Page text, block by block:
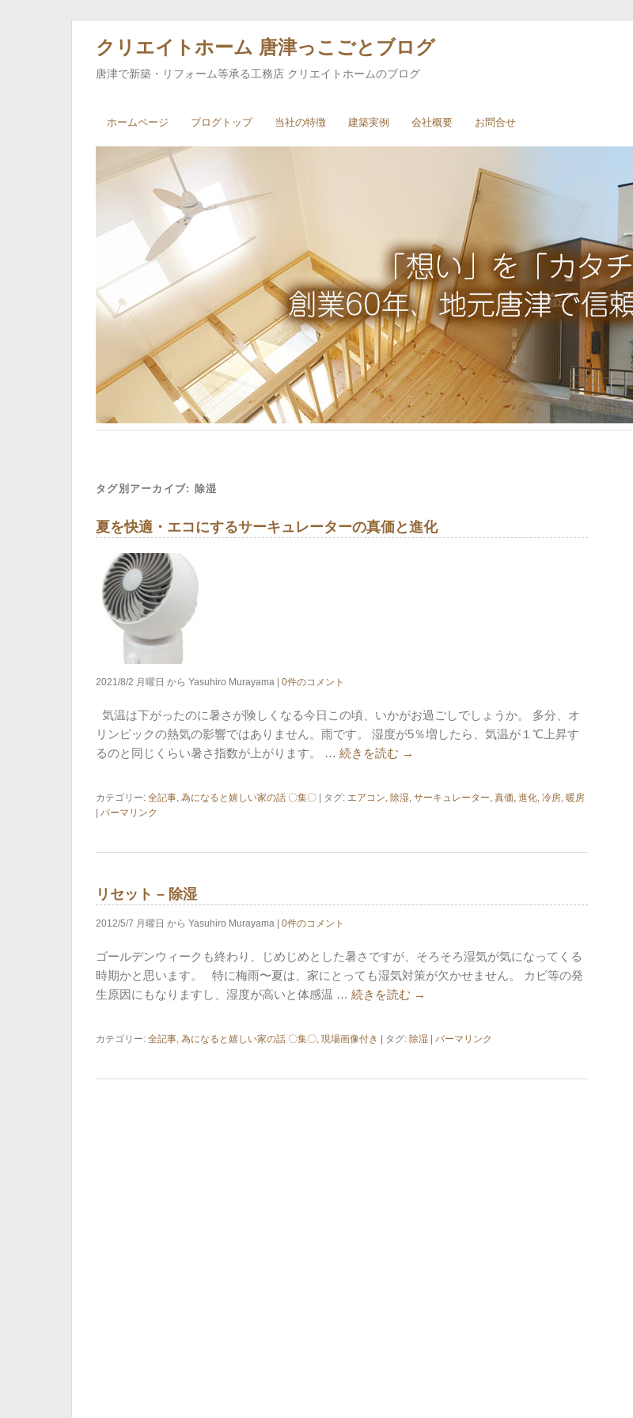
クリエイトホーム 唐津っこごとブログ
唐津で新築・リフォーム等承る工務店 クリエイトホームのブログ
ホームページ ブログトップ 当社の特徴 建築実例 会社概要 お問合せ
タグ別アーカイブ: 除湿
夏を快適・エコにするサーキュレーターの真価と進化
2021/8/2 月曜日 から Yasuhiro Murayama | 0件のコメント
気温は下がったのに暑さが険しくなる今日この頃、いかがお過ごしでしょうか。 多分、オ
リンピックの熱気の影響ではありません。雨です。 湿度が5％増したら、気温が１℃上昇す
るのと同じくらい暑さ指数が上がります。 … 続きを読む →
カテゴリー: 全記事, 為になると嬉しい家の話 〇集〇 | タグ: エアコン, 除湿, サーキュレーター, 真価, 進化, 冷房, 暖房
パーマリンク
リセット – 除湿
2012/5/7 月曜日 から Yasuhiro Murayama | 0件のコメント
ゴールデンウィークも終わり、じめじめとした暑さですが、そろそろ湿気が気になってくる
時期かと思います。 特に梅雨〜夏は、家にとっても湿気対策が欠かせません。 カビ等の発
生原因にもなりますし、湿度が高いと体感温 … 続きを読む →
カテゴリー: 全記事, 為になると嬉しい家の話 〇集〇, 現場画像付き | タグ: 除湿 パーマリンク